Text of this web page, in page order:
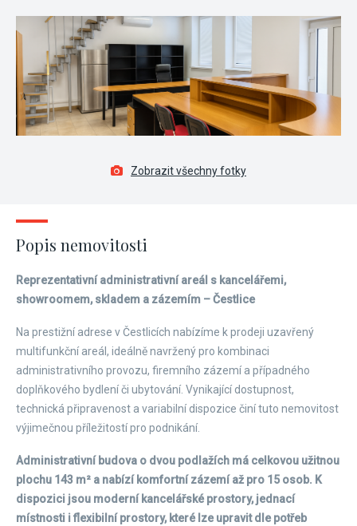
Zobrazit všechny fotky
Popis nemovitosti
Reprezentativní administrativní areál s kancelářemi,
showroomem, skladem a zázemím – Čestlice
Na prestižní adrese v Čestlicích nabízíme k prodeji uzavřený
multifunkční areál, ideálně navržený pro kombinaci
administrativního provozu, firemního zázemí a případného
doplňkového bydlení či ubytování. Vynikající dostupnost,
technická připravenost a variabilní dispozice činí tuto nemovitost
výjimečnou příležitostí pro podnikání.
Administrativní budova o dvou podlažích má celkovou užitnou
plochu 143 m² a nabízí komfortní zázemí až pro 15 osob. K
dispozici jsou moderní kancelářské prostory, jednací
místnosti i flexibilní prostory, které lze upravit dle potřeb